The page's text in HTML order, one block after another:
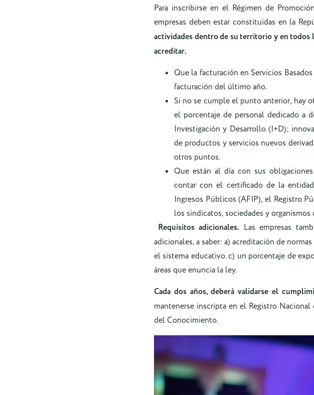
Para inscribirse en el Régimen de
empresas deben estar constituidas en la
actividades dentro de su territorio y en todos
acreditar.
Que la facturación en Servicios
facturación del último año.
Si no se cumple el punto anterior, hay
el porcentaje de personal dedicado a
Investigación y Desarrollo (I+D);
de productos y servicios nuevos
otros puntos.
Que están al día con sus
contar con el certificado de la
Ingresos Públicos (AFIP), el Registro
los sindicatos, sociedades y organismos
Requisitos adicionales. Las empresas
adicionales, a saber: a) acreditación de
el sistema educativo. c) un porcentaje de
áreas que enuncia la ley.
Cada dos años, deberá validarse el
mantenerse inscripta en el Registro
del Conocimiento.